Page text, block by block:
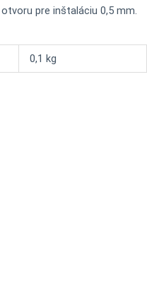
pre inštaláciu 0,5 mm.
0,1 kg